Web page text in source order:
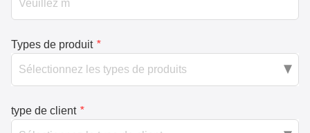
Types de produit *
type de client *